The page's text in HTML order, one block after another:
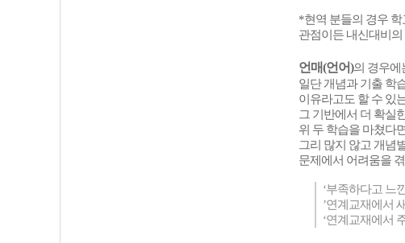
*현역 분들의 경우
관점이든 내신대비
언매(언어)의 경우에
일단 개념과 기출 학
이유라고도 할 수 있
그 기반에서 더 확실
위 두 학습을 마쳤다
그리 많지 않고 개념
문제에서 어려움을
‘부족하다고 느
’연계교재에서
‘연계교재에서